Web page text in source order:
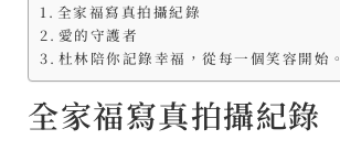
全家福寫真拍攝紀錄
愛的守護者
杜林陪你記錄幸福，從每一個笑容開始。
全家福寫真拍攝紀錄